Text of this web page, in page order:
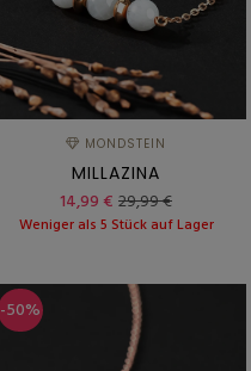
MONDSTEIN
MILLAZINA
14,99 € 29,99 €
Weniger als 5 Stück auf Lager
-50%